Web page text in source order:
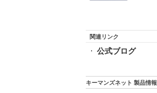
関連リンク
公式ブログ
キーマンズネット 製品情報